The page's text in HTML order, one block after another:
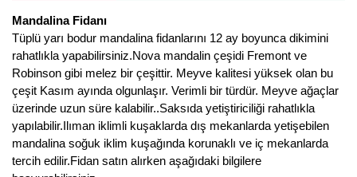
Mandalina Fidanı
Tüplü yarı bodur mandalina fidanlarını 12 ay boyunca dikimini
rahatlıkla yapabilirsiniz.Nova mandalin çeşidi Fremont ve
Robinson gibi melez bir çeşittir. Meyve kalitesi yüksek olan bu
çeşit Kasım ayında olgunlaşır. Verimli bir türdür. Meyve ağaçlar
üzerinde uzun süre kalabilir..Saksıda yetiştiriciliği rahatlıkla
yapılabilir.Ilıman iklimli kuşaklarda dış mekanlarda yetişebilen
mandalina soğuk iklim kuşağında korunaklı ve iç mekanlarda
tercih edilir.Fidan satın alırken aşağıdaki bilgilere